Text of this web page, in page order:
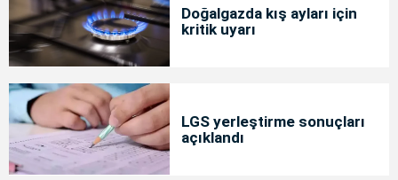
Doğalgazda kış ayları için
kritik uyarı
LGS yerleştirme sonuçları
açıklandı